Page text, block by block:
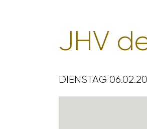
JHV
DIENSTAG